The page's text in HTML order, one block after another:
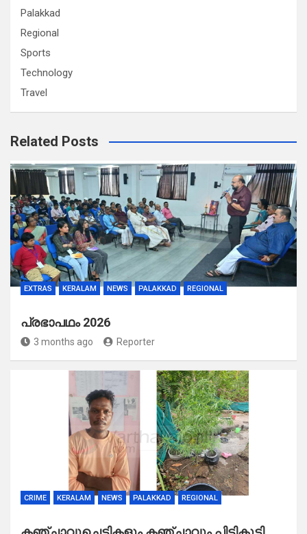
Palakkad
Regional
Sports
Technology
Travel
Related Posts
EXTRAS KERALAM NEWS PALAKKAD REGIONAL
പ്രഭാപഥം 2026
3 months ago Reporter
CRIME KERALAM NEWS PALAKKAD REGIONAL